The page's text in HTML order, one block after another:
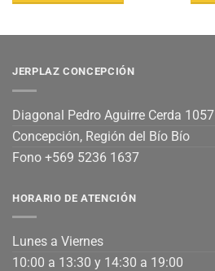
JERPLAZ CONCEPCIÓN
Diagonal Pedro Aguirre Cerda 1057
Concepción, Región del Bío Bío
Fono +569 5236 1637
HORARIO DE ATENCIÓN
Lunes a Viernes
10:00 a 13:30 y 14:30 a 19:00